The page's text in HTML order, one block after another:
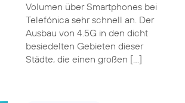
Volumen über Smartphones bei
Telefónica sehr schnell an. Der
Ausbau von 4.5G in den dicht
besiedelten Gebieten dieser
Städte, die einen großen […]